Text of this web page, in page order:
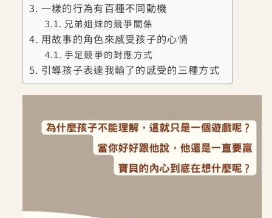
一樣的行為有百種不同動機
兄弟姐妹的競爭關係
用故事的角色來感受孩子的心情
手足競爭的對應方式
引導孩子表達我輸了的感受的三種方式